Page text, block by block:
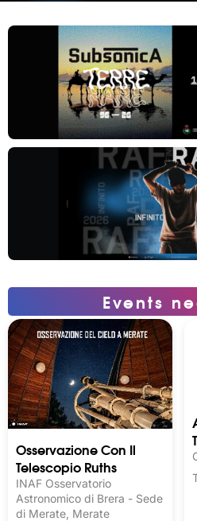
Events
Osservazione Con Il
Telescopio Ruths
INAF Osservatorio
Astronomico di Brera - Sede
di Merate, Merate